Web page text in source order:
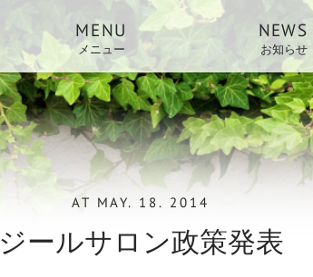
MENU
メニュー
NEWS
お知らせ
AT MAY. 18. 2014
ジールサロン政策発表